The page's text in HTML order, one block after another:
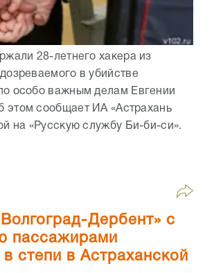
28-летнего хакера из
в убийстве
особо важным делам Евгении
сообщает ИА «Астрахань
на «Русскую службу Би-би-си».
Дербент» с
пассажирами
степи в Астраханской